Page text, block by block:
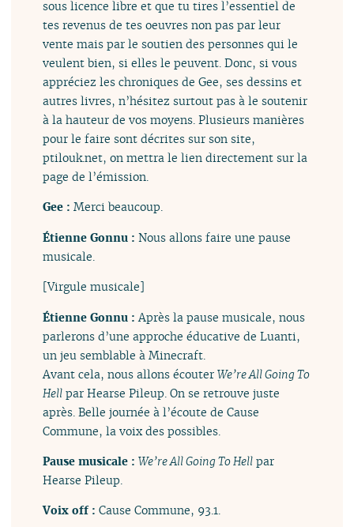
sous licence libre et que tu tires l’essentiel de
tes revenus de tes oeuvres non pas par leur
vente mais par le soutien des personnes qui le
veulent bien, si elles le peuvent. Donc, si vous
appréciez les chroniques de Gee, ses dessins et
autres livres, n’hésitez surtout pas à le soutenir
à la hauteur de vos moyens. Plusieurs manières
pour le faire sont décrites sur son site,
ptilouk.net, on mettra le lien directement sur la
page de l’émission.
Gee :Merci beaucoup.
Étienne Gonnu :Nous allons faire une pause
musicale.
[Virgule musicale]
Étienne Gonnu :Après la pause musicale, nous
parlerons d’une approche éducative de Luanti,
un jeu semblable à Minecraft.
Avant cela, nous allons écouterWe’re All Going To
Hell par Hearse Pileup. On se retrouve juste
après. Belle journée à l’écoute de Cause
Commune, la voix des possibles.
Pause musicale :We’re All Going To Hell par
Hearse Pileup.
Voix off :Cause Commune, 93.1.